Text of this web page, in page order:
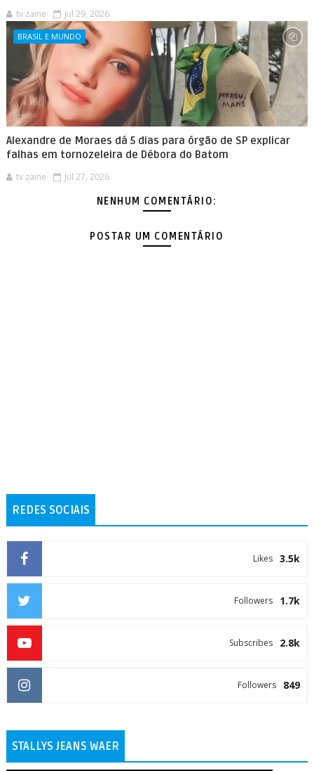
tv zaine Jul 29, 2026
BRASIL E MUNDO
Alexandre de Moraes dá 5 dias para órgão de SP explicar
falhas em tornozeleira de Débora do Batom
tv zaine Jul 27, 2026
NENHUM COMENTÁRIO:
POSTAR UM COMENTÁRIO
REDES SOCIAIS
3.5k
Likes
1.7k
Followers
2.8k
Subscribes
849
Followers
STALLYS JEANS WAER